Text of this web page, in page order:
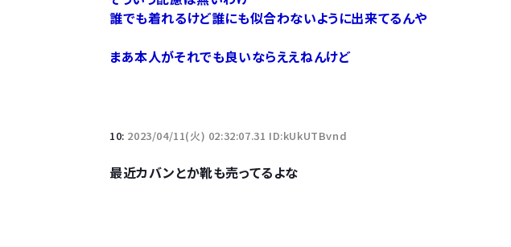
誰でも着れるけど誰にも似合わないように出来てるんや
まあ本人がそれでも良いならええねんけど
10: 2023/04/11(火) 02:32:07.31 ID:kUkUTBvnd
最近カバンとか靴も売ってるよな